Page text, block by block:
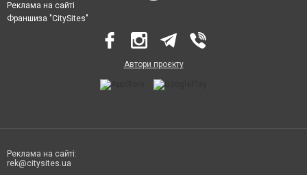
Реклама на сайті
Франшиза "CitySites"
Автори проєкту
Реклама на сайті:
rek@citysites.ua